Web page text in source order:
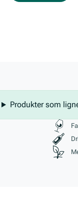
Produkter som